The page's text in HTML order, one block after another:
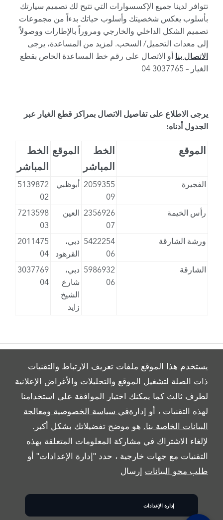
يستخدم هذا الموقع ملفات تعريف الارتباط والتقنيات
ذات الصلة لتشغيل الموقع والتحليلات والأغراض الإعلانية
لطرف ثالث كما يمكنك اختيار الموافقة على استخدامنا
لهذه التقنيات ، أو إدارةفي سياسة الخصوصية ومعالجة
البيانات الخاصة بنا. هو موضح تفضيلاتك بشكل أكبر.
لإلغاء الاشتراك في مشاركة المعلومات المتعلقة بهذه
التقنيات مع جهات خارجية ، حدد "إدارة الإعدادات" أو
طلب محو البيانات إرسال
إدارة الإعدادات
تتوافر لدينا جميع الإكسسوارات التي تتيح لك تصميم سيارتك
بأسلوب يعكس شخصيتك وأسلوب حياتك بدءاً من مجموعات
تصميم الشكل الداخلي والخارجي ومروراً بالإطارات ووصولاً
إلى معدات التحميل/ السحب. لمزيد من المساعدة، يرجى
الاتصال بنا أو الاتصال على رقم خط المساعدة الخاص بقطع
الغيار – 3037765 04
يرجى الاطلاع على تفاصيل الاتصال بمراكز قطع الغيار عبر
الجدول أدناه:
الموقع
الخط
المباشر
الموقع
الخط
المباشر
الفجيرة
2059355
09
أبوظبي
5139872
02
رأس الخيمة
2356926
07
العين
7213598
03
ورشة الشارقة
5422254
06
دبي،
القرهود
2011475
04
الشارقة
5986932
06
دبي،
شارع
الشيخ
زايد
3037769
04
ALL RIGHTS RESERVED
FOLLOW بريمير موتورز
COPYRIGHT © 2026 بريمير موتورز